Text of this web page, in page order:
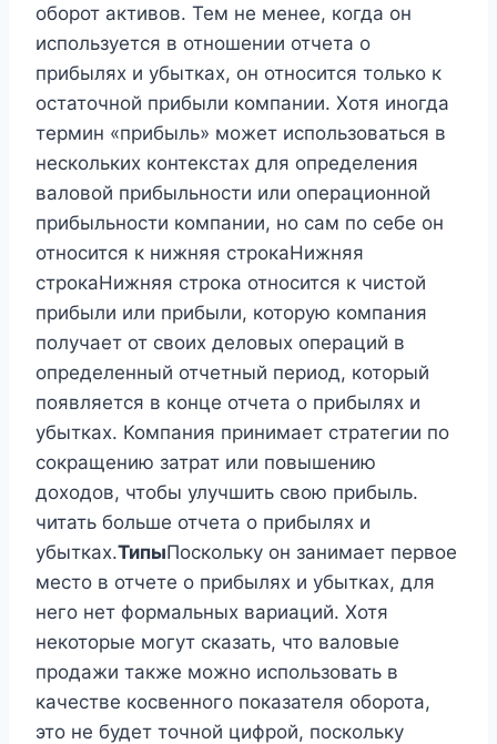
оборот активов. Тем не менее, когда он
используется в отношении отчета о
прибылях и убытках, он относится только к
остаточной прибыли компании. Хотя иногда
термин «прибыль» может использоваться в
нескольких контекстах для определения
валовой прибыльности или операционной
прибыльности компании, но сам по себе он
относится к нижняя строкаНижняя
строкаНижняя строка относится к чистой
прибыли или прибыли, которую компания
получает от своих деловых операций в
определенный отчетный период, который
появляется в конце отчета о прибылях и
убытках. Компания принимает стратегии по
сокращению затрат или повышению
доходов, чтобы улучшить свою прибыль.
читать больше отчета о прибылях и
убытках.ТипыПоскольку он занимает первое
место в отчете о прибылях и убытках, для
него нет формальных вариаций. Хотя
некоторые могут сказать, что валовые
продажи также можно использовать в
качестве косвенного показателя оборота,
это не будет точной цифрой, поскольку